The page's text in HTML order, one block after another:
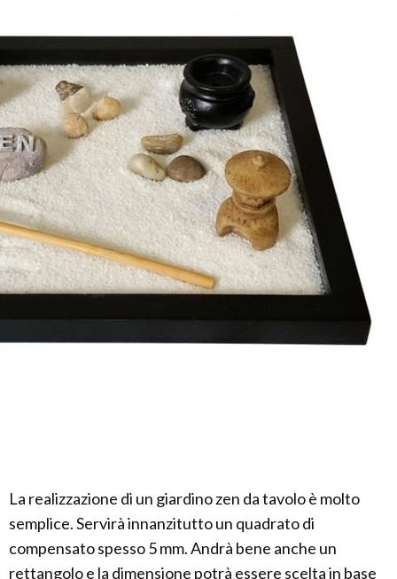
La realizzazione di un giardino zen da tavolo è molto
semplice. Servirà innanzitutto un quadrato di
compensato spesso 5 mm. Andrà bene anche un
rettangolo e la dimensione potrà essere scelta in base